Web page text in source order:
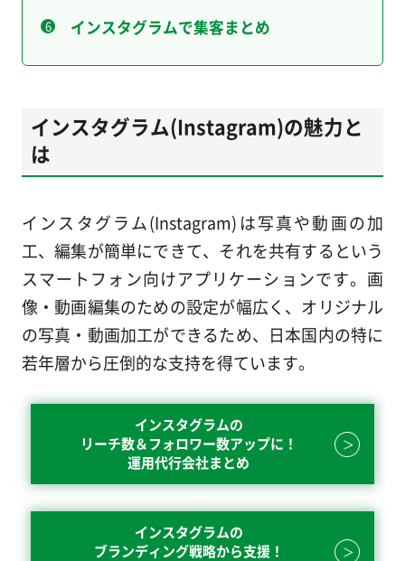
インスタグラムで集客まとめ
インスタグラム(Instagram)の魅力と
は
インスタグラム(Instagram)は写真や動画の加
工、編集が簡単にできて、それを共有するという
スマートフォン向けアプリケーションです。画
像・動画編集のための設定が幅広く、オリジナル
の写真・動画加工ができるため、日本国内の特に
若年層から圧倒的な支持を得ています。
インスタグラムの
リーチ数＆フォロワー数アップに！
運用代行会社まとめ
インスタグラムの
ブランディング戦略から支援！